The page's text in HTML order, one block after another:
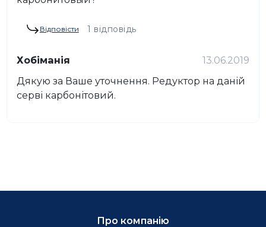
Відповісти 1 відповідь
Хобіманія
13.06.2019
Дякую за Ваше уточнення. Редуктор на даній
серві карбонітовий.
Про компанію